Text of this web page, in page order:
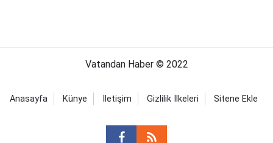
Vatandan Haber © 2022
Anasayfa Künye İletişim Gizlilik İlkeleri Sitene Ekle